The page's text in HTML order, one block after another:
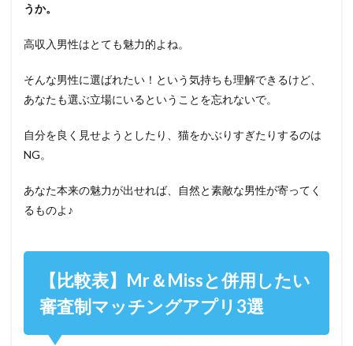
うか。
高収入男性はとても魅力的よね。
そんな男性に選ばれたい！という気持ちも理解できるけど、
あなたも選ぶ立場にいるということを忘れないで。
自分を良く見せようとしたり、猫をかぶりすぎたりするのは
NG。
あなた本来の魅力が出せれば、自然と素敵な男性が寄ってく
るものよ♪
【比較表】Mr＆Missと併用したい
審査制マッチングアプリ3選